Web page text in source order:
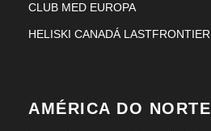
CLUB MED EUROPA
HELISKI CANADÁ LASTFRONTIER
AMÉRICA DO NORTE